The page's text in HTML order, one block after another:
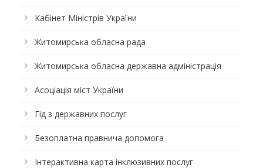
Кабінет Міністрів України
Житомирська обласна рада
Житомирська обласна державна адміністрація
Асоціація міст України
Гід з державних послуг
Безоплатна правнича допомога
Інтерактивна карта інклюзивних послуг